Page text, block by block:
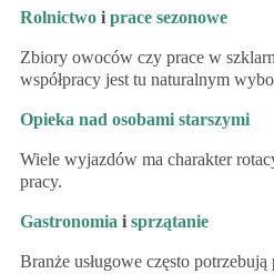
Rolnictwo i prace sezonowe
Zbiory owoców czy prace w
współpracy jest tu naturalnym
Opieka nad osobami starszymi
Wiele wyjazdów ma charakter
pracy.
Gastronomia i sprzątanie
Branże usługowe często